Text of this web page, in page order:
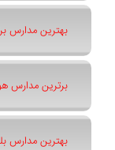
بهترین مدارس
برترین مدارس
بهترین مدارس